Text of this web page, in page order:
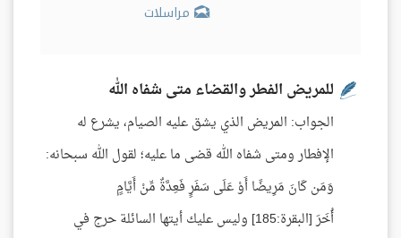
مراسلات
للمريض الفطر والقضاء متى شفاه الله
الجواب: المريض الذي يشق عليه الصيام، يشرع له
الإفطار ومتى شفاه الله قضى ما عليه؛ لقول الله سبحانه:
وَمَن كَانَ مَرِيضًا أَوْ عَلَى سَفَرٍ فَعِدَّةٌ مِّنْ أَيَّامٍ
أُخَرَ [البقرة:185] وليس عليك أيتها السائلة حرج في